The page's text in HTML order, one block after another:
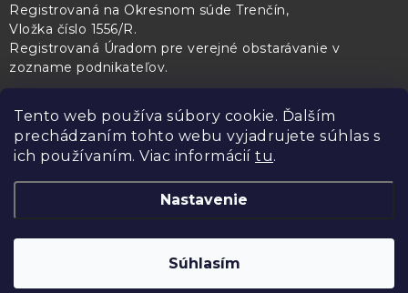
Tento web používa súbory cookie. Ďalším
prechádzaním tohto webu vyjadrujete súhlas s
ich používaním. Viac informácií tu.
Nastavenie
Súhlasím
Registrovaná na Okresnom súde Trenčín,
Vložka číslo 1556/R.
Registrovaná Úradom pre verejné obstarávanie v
zozname podnikateľov.
PL Servis Kontroltech Technický skúšobný ústav Piešťany
Copyright 2026
Upraviť
nastavenie cookies